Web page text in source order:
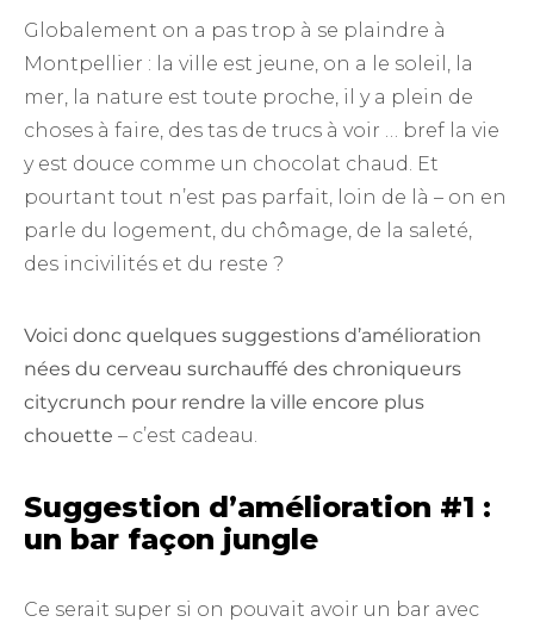
Globalement on a pas trop à se plaindre à
Montpellier : la ville est jeune, on a le soleil, la
mer, la nature est toute proche, il y a plein de
choses à faire, des tas de trucs à voir … bref la vie
y est douce comme un chocolat chaud. Et
pourtant tout n’est pas parfait, loin de là – on en
parle du logement, du chômage, de la saleté,
des incivilités et du reste ?
Voici donc quelques suggestions d’amélioration
nées du cerveau surchauffé des chroniqueurs
citycrunch pour rendre la ville encore plus
chouette – c’est cadeau.
Suggestion d’amélioration #1 :
un bar façon jungle
Ce serait super si on pouvait avoir un bar avec